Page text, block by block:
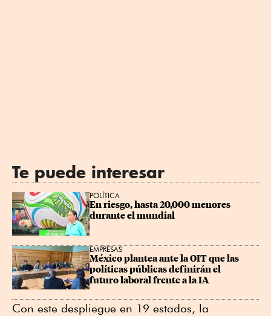
Te puede interesar
POLÍTICA
En riesgo, hasta 20,000 menores
durante el mundial
EMPRESAS
México plantea ante la OIT que las
políticas públicas definirán el
futuro laboral frente a la IA
Con este despliegue en 19 estados, la